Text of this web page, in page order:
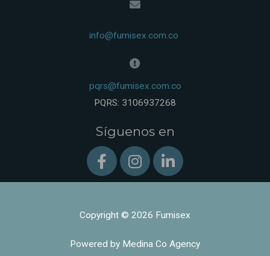
info@fumisex.com.co
pqrs@fumisex.com.co
PQRS: 3106937268
Síguenos en
Copyright © 2026 Fumisex
Powered by Medina Co Agency